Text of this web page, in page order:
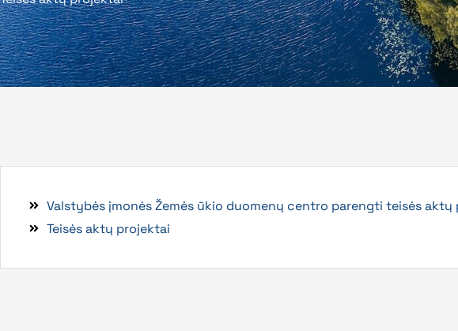
Valstybės įmonės Žemės ūkio duomenų centro parengti teisės aktų
Teisės aktų projektai